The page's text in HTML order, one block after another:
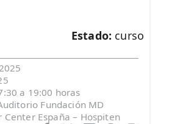
Estado: curso
a 19:00 horas
Fundación MD
Center España – Hospiten